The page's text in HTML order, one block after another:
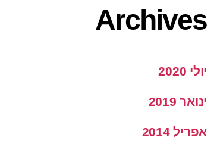
Archives
יולי 2020
ינואר 2019
אפריל 2014